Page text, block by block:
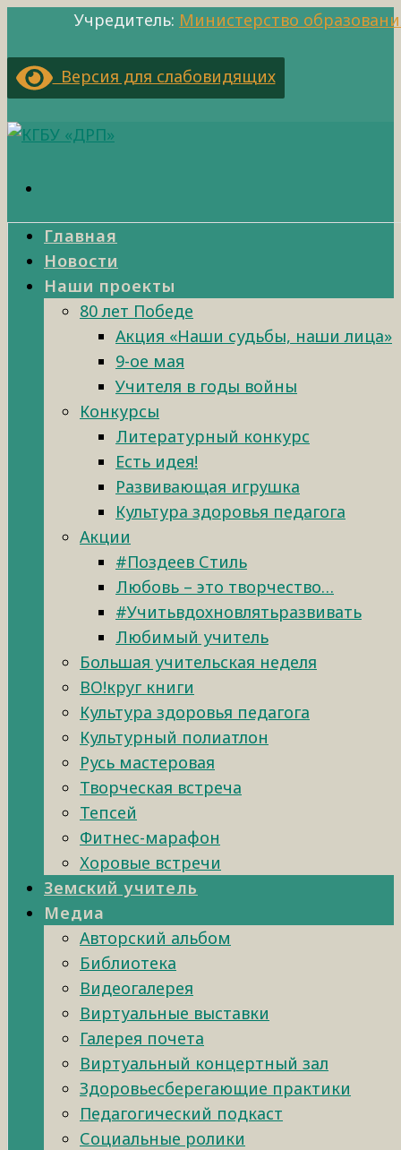
Учредитель: Министерство
Версия для слабовидящих
Главная
Новости
Наши проекты
80 лет Победе
Акция «Наши судьбы, наши лица»
9-ое мая
Учителя в годы войны
Конкурсы
Литературный конкурс
Есть идея!
Развивающая игрушка
Культура здоровья педагога
Акции
#Поздеев Стиль
Любовь – это творчество…
#Учитьвдохновлятьразвивать
Любимый учитель
Большая учительская неделя
ВО!круг книги
Культура здоровья педагога
Культурный полиатлон
Русь мастеровая
Творческая встреча
Тепсей
Фитнес-марафон
Хоровые встречи
Земский учитель
Медиа
Авторский альбом
Библиотека
Видеогалерея
Виртуальные выставки
Галерея почета
Виртуальный концертный зал
Здоровьесберегающие практики
Педагогический подкаст
Социальные ролики